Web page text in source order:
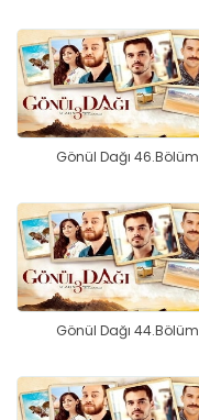
Gönül Dağı 46.Bölüm
Gönül Dağı 44.Bölüm